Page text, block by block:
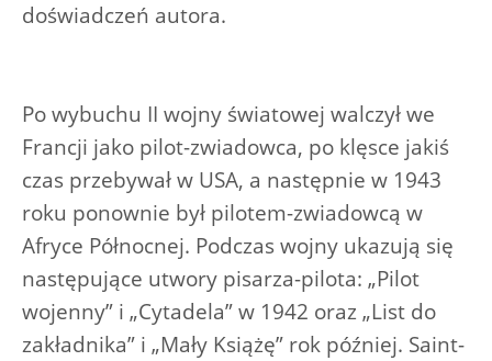
doświadczeń autora.
Po wybuchu II wojny światowej walczył we
Francji jako pilot-zwiadowca, po klęsce jakiś
czas przebywał w USA, a następnie w 1943
roku ponownie był pilotem-zwiadowcą w
Afryce Północnej. Podczas wojny ukazują się
następujące utwory pisarza-pilota: „Pilot
wojenny” i „Cytadela” w 1942 oraz „List do
zakładnika” i „Mały Książę” rok później. Saint-